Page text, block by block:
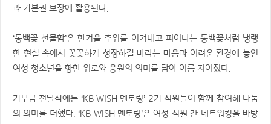
과 기본권 보장에 활용된다.
‘동백꽃 선물함’은 한겨울 추위를 이겨내고 피어나는 동백꽃처럼 냉랭
한 현실 속에서 꿋꿋하게 성장하길 바라는 마음과 어려운 환경에 놓인
여성 청소년을 향한 위로와 응원의 의미를 담아 이름 지어졌다.
기부금 전달식에는 ‘KB WISH 멘토링’ 2기 직원들이 함께 참여해 나눔
의 의미를 더했다. ‘KB WISH 멘토링’은 여성 직원 간 네트워킹을 바탕